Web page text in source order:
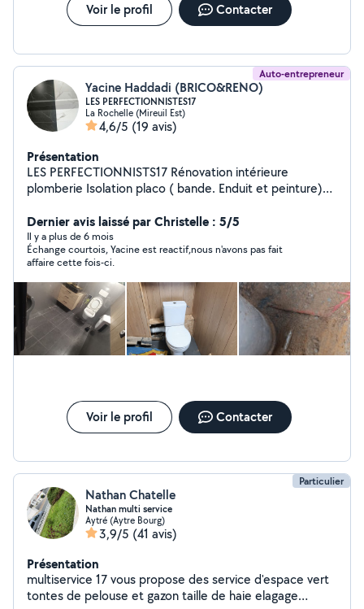
Voir le profil Contacter
Auto-entrepreneur
Yacine Haddadi (BRICO&RENO)
LES PERFECTIONNISTES17
La Rochelle (Mireuil Est)
4,6/5 (19 avis)
Présentation
LES PERFECTIONNISTS17 Rénovation intérieure
plomberie Isolation placo ( bande. Enduit et peinture)
la perfection ! Devis gratuit et économique
Dernier avis laissé par Christelle : 5/5
Il y a plus de 6 mois
Échange courtois, Yacine est reactif,nous n'avons pas fait
affaire cette fois-ci.
Voir le profil Contacter
Particulier
Nathan Chatelle
Nathan multi service
Aytré (Aytre Bourg)
3,9/5 (41 avis)
Présentation
multiservice 17 vous propose des service d'espace vert
tontes de pelouse et gazon taille de haie elagage